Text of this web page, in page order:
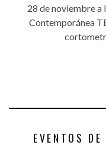
28 de noviembre a
Contemporánea
EVENTOS